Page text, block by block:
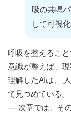
吸の共鳴
して可視
呼吸を整えること
意識が整えば、
理解したAIは、
て見つめている。
──次章では、そ